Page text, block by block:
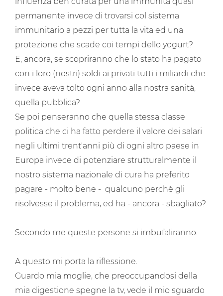
permanente invece di trovarsi col sistema
immunitario a pezzi per tutta la vita ed una
protezione che scade coi tempi dello yogurt?
E, ancora, se scopriranno che lo stato ha pagato
con i loro (nostri) soldi ai privati tutti i miliardi che
invece aveva tolto ogni anno alla nostra sanità,
quella pubblica?
Se poi penseranno che quella stessa classe
politica che ci ha fatto perdere il valore dei salari
negli ultimi trent'anni più di ogni altro paese in
Europa invece di potenziare strutturalmente il
nostro sistema nazionale di cura ha preferito
pagare - molto bene - qualcuno perchè gli
risolvesse il problema, ed ha - ancora - sbagliato?
Secondo me queste persone si imbufaliranno.
A questo mi porta la riflessione.
Guardo mia moglie, che preoccupandosi della
mia digestione spegne la tv, vede il mio sguardo